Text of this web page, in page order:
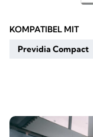
KOMPATIBEL MIT
Previdia Compact